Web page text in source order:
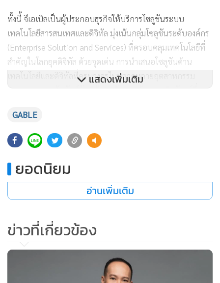
ทั้งนี้ จีเอเบิลเป็นผู้ประกอบธุรกิจให้บริการโซลูชันระบบ
เทคโนโลยีสารสนเทศและดิจิทัล มุ่งเน้นกลุ่มโซลูชันระดับองค์กร
(Enterprise Solution and Services) ที่ครอบคลุมเทคโนโลยีที่
สำคัญในโลกยุคดิจิทัล ด้วยจุดเด่น การนำเสนอโซลูชันด้าน
เทคโนโลยีและดิจิทัลที่ครบวงจรในหลากหลายอุตสาหกรรม
ตลอดจนความสัมพันธ์อันดีกับลูกค้าและเจ้าของผลิตภัณฑ์ซึ่ง
เป็นบริษัทเทคโนโลยีชั้นนำจากทั่วโลก นอกจากนี้ การมีรายได้
จากการให้บริการที่เกิดขึ้นต่อเนื่องในสัดส่วนที่สูง (Recurring
Income) และมีแนวโน้มเพิ่มขึ้นตามการให้บริการโซลูชันที่ติดตั้ง
ใหม่ในแต่ละปี
ดร.ชัยยุทธ กล่าวทิ้งท้ายว่า กลุ่มซอฟต์แวร์แพลตฟอร์มถือเป็น
Growth Engine ที่พร้อมสำหรับการเติบโตอย่างแข็งแกร่ง ทั้ง
แพลตฟอร์มด้านการบริหารจัดการข้อมูล Big Data ของ
ว่าจะเป็น แพลตฟอร์มด้านการบริหารพื้นที่เช่าของ Mverge ที่
อยู่ในทิศทางที่มีความต้องการของตลาดและมีการเติบโตสูง มา
จากประสบการณ์ตรงที่ได้จากการทำโครงการให้ลูกค้า
แสดงเพิ่มเติม
GABLE
ยอดนิยม
อ่านเพิ่มเติม
ข่าวที่เกี่ยวข้อง